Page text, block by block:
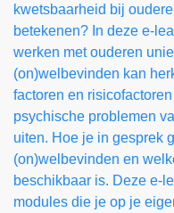
kwetsbaarheid bij
betekenen? In deze e-
werken met ouderen
(on)welbevinden kan
factoren en
psychische problemen
uiten. Hoe je in gesprek
(on)welbevinden en
beschikbaar is. Deze e-
modules die je op je